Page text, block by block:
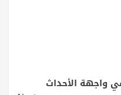
واجهة الأحداث